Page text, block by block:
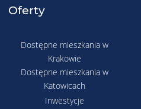
Oferty
Dostępne mieszkania w
Krakowie
Dostępne mieszkania w
Katowicach
Inwestycje